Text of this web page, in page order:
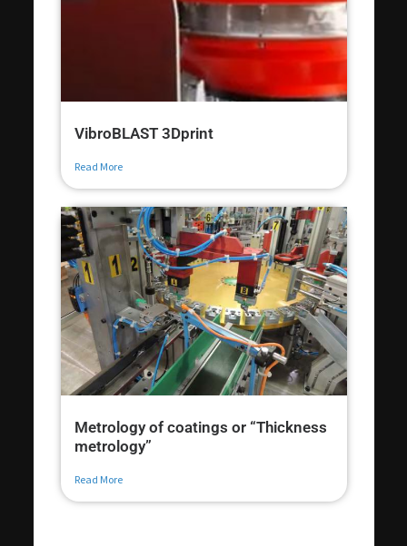
VibroBLAST 3Dprint
Read More
Metrology of coatings or “Thickness
metrology”
Read More